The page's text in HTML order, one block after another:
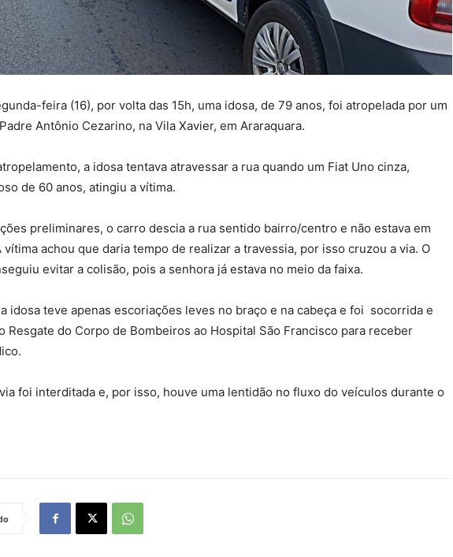
feira (16), por volta das 15h, uma idosa, de 79 anos, foi atropelada por um
Antônio Cezarino, na Vila Xavier, em Araraquara.
a idosa tentava atravessar a rua quando um Fiat Uno cinza,
de 60 anos, atingiu a vítima.
preliminares, o carro descia a rua sentido bairro/centro e não estava em
vítima achou que daria tempo de realizar a travessia, por isso cruzou a via. O
evitar a colisão, pois a senhora já estava no meio da faixa.
idosa teve apenas escoriações leves no braço e na cabeça e foi socorrida e
Resgate do Corpo de Bombeiros ao Hospital São Francisco para receber
foi interditada e, por isso, houve uma lentidão no fluxo do veículos durante o